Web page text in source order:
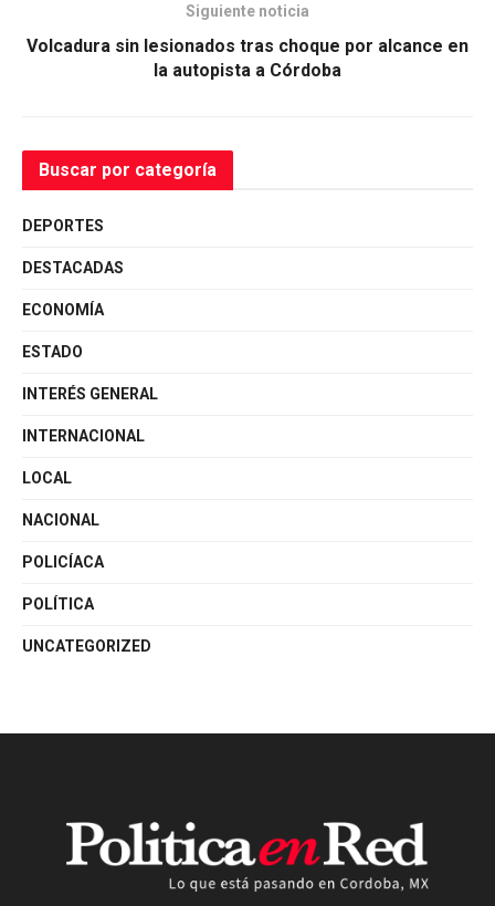
Siguiente noticia
Volcadura sin lesionados tras choque por alcance en
la autopista a Córdoba
Buscar por categoría
DEPORTES
DESTACADAS
ECONOMÍA
ESTADO
INTERÉS GENERAL
INTERNACIONAL
LOCAL
NACIONAL
POLICÍACA
POLÍTICA
UNCATEGORIZED